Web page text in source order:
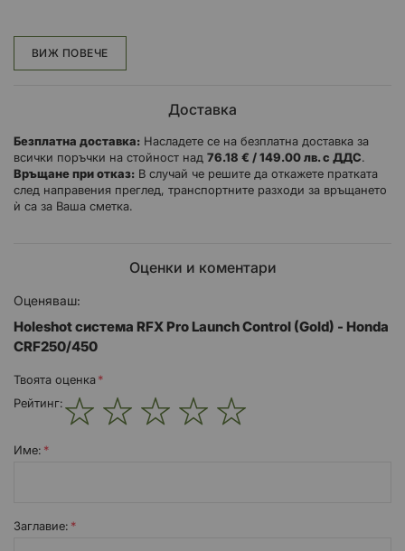
RFX Hardware CNC частите от серията Pro са проектирани,
инженерството, ние съчетахме качествени дизайни,
за да създадем фабрични състезателни части, достъпни за
всички.
RFX системите за управление на старта ви позволяват да
спуснете и заключите предното окачване, за да спрете
Изработени с CNC машинна обработка от алуминиеви
отстраняването на крака на вилката при монтаж, стоманен
фиксатор за намаляване на износването и четириболтово
Характеристики
CNC конструкция от алуминиеви заготовки с аерокосмически
клас
ВИЖ ПОВЕЧЕ
Доставка
Безплатна доставка: Насладете се на безплатна доставка за
всички поръчки на стойност над 76.18 € / 149.00 лв. с ДДС.
Връщане при отказ: В случай че решите да откажете пратката
след направения преглед, транспортните разходи за връщането
ѝ са за Ваша сметка.
Оценки и коментари
Оценяваш:
Holeshot система RFX Pro Launch Control (Gold) - Honda
CRF250/450
Твоята оценка
Рейтинг:
Име:
Заглавиe: